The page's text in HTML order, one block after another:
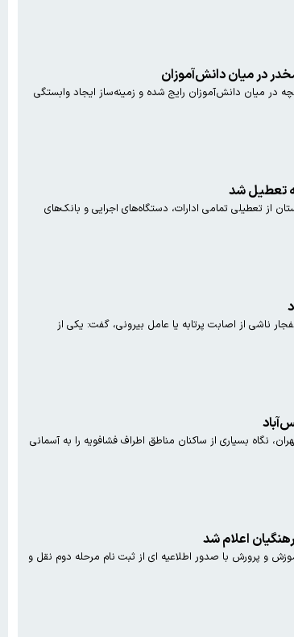
در میان دانش‌آموزان
در میان دانش‌آموزان رایج شده و زمینه‌ساز ایجاد وابستگی
تعطیل شد
از تعطیلی تمامی ادارات، دستگاه‌های اجرایی و بانک‌های
ناشی از اصابت پرتابه یا عامل بیرونی، گفت: یکی از
نگاه بسیاری از ساکنان مناطق اطراف فشافویه را به آسمانی
اعلام شد
و پرورش با صدور اطلاعیه ای از ثبت نام مرحله دوم نقل و